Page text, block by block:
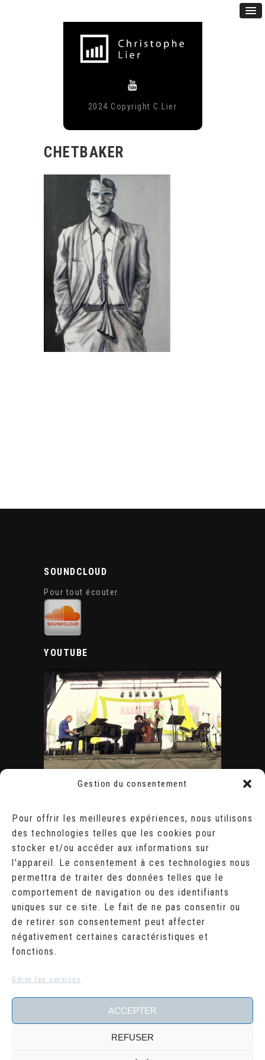
Gestion du consentement
Pour offrir les meilleures expériences, nous utilisons
des technologies telles que les cookies pour
stocker et/ou accéder aux informations sur
l'appareil. Le consentement à ces technologies nous
permettra de traiter des données telles que le
comportement de navigation ou des identifiants
uniques sur ce site. Le fait de ne pas consentir ou
de retirer son consentement peut affecter
négativement certaines caractéristiques et
fonctions.
Gérer les services
ACCEPTER
REFUSER
2024 Copyright C.Lier
CHETBAKER
SOUNDCLOUD
Pour tout écouter
YOUTUBE
ÉVÈNEMENTS
AOÛT 2026
L M M J V S
D
1
2
3
4 5 6 7 8
9
10 11 12 13 14 15
16
17
18 19 20 21 22 23
24
25 26 27 28 29 30
« Juil
RECHERCHER
Search